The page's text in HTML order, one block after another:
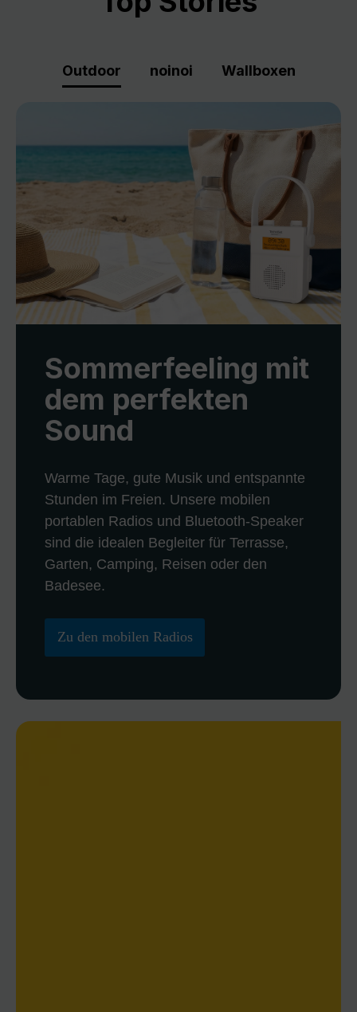
Outdoor noinoi Wallboxen
Sommerfeeling mit
dem perfekten
Sound
Warme Tage, gute Musik und entspannte
Stunden im Freien. Unsere mobilen
portablen Radios und Bluetooth-Speaker
sind die idealen Begleiter für Terrasse,
Garten, Camping, Reisen oder den
Badesee.
Zu den mobilen Radios